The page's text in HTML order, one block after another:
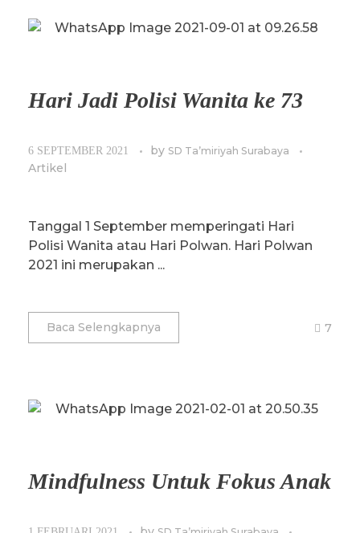
Hari Jadi Polisi Wanita ke 73
6 SEPTEMBER 2021 by SD Ta’miriyah Surabaya
Artikel
Tanggal 1 September memperingati Hari
Polisi Wanita atau Hari Polwan. Hari Polwan
2021 ini merupakan ...
Baca Selengkapnya 7
Mindfulness Untuk Fokus Anak